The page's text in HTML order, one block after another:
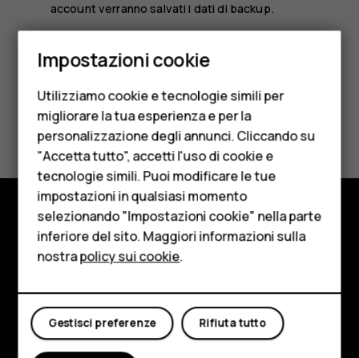
Smartphone
Cellulari
Telefoni per anziani
Accessori
HMD Terra M
Per le imprese
Tablet
Negozio
Il mio account
account verranno salvati i dati di backup.
Ti è stato d'aiuto?
Sì No
Negozio
Informazioni su
Planet and people
Assistenza
Impostazioni cookie
Utilizziamo cookie e tecnologie simili per
migliorare la tua esperienza e per la
personalizzazione degli annunci. Cliccando su
"Accetta tutto", accetti l'uso di cookie e
tecnologie simili. Puoi modificare le tue
impostazioni in qualsiasi momento
selezionando "Impostazioni cookie" nella parte
inferiore del sito. Maggiori informazioni sulla
nostrapolicy sui cookie.
Rifiuta tutto
Gestisci preferenze